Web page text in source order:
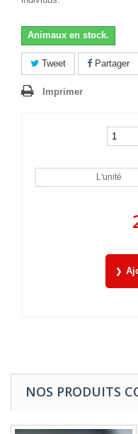
Animaux en stock.
Tweet Partager
Imprimer
L'unité
NOS PRODUITS